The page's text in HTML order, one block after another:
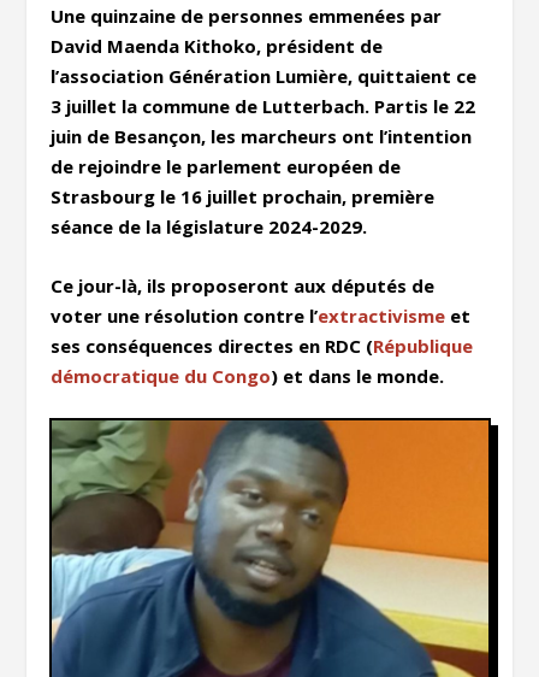
Une quinzaine de personnes emmenées par
David Maenda Kithoko, président de
l’association Génération Lumière, quittaient ce
3 juillet la commune de Lutterbach. Partis le 22
juin de Besançon, les marcheurs ont l’intention
de rejoindre le parlement européen de
Strasbourg le 16 juillet prochain, première
séance de la législature 2024-2029.
Ce jour-là, ils proposeront aux députés de
voter une résolution contre l’extractivisme et
ses conséquences directes en RDC (République
démocratique du Congo) et dans le monde.